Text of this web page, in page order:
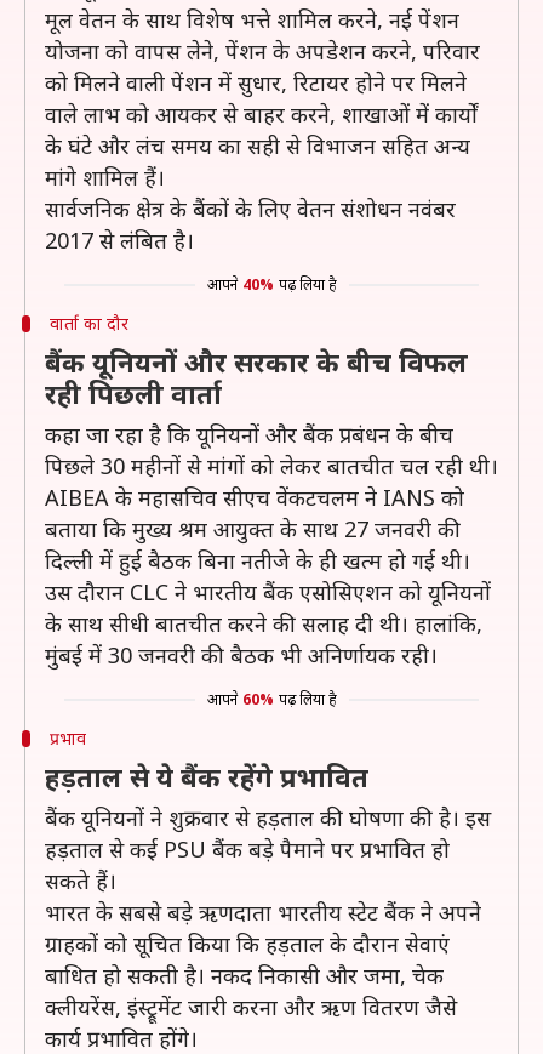
मूल वेतन के साथ विशेष भत्ते शामिल करने, नई पेंशन
योजना को वापस लेने, पेंशन के अपडेशन करने, परिवार
को मिलने वाली पेंशन में सुधार, रिटायर होने पर मिलने
वाले लाभ को आयकर से बाहर करने, शाखाओं में कार्यों
के घंटे और लंच समय का सही से विभाजन सहित अन्य
मांगे शामिल हैं।
सार्वजनिक क्षेत्र के बैंकों के लिए वेतन संशोधन नवंबर
2017 से लंबित है।
आपने 40% पढ़ लिया है
वार्ता का दौर
बैंक यूनियनों और सरकार के बीच विफल
रही पिछली वार्ता
कहा जा रहा है कि यूनियनों और बैंक प्रबंधन के बीच
पिछले 30 महीनों से मांगों को लेकर बातचीत चल रही थी।
AIBEA के महासचिव सीएच वेंकटचलम ने IANS को
बताया कि मुख्य श्रम आयुक्त के साथ 27 जनवरी की
दिल्ली में हुई बैठक बिना नतीजे के ही खत्म हो गई थी।
उस दौरान CLC ने भारतीय बैंक एसोसिएशन को यूनियनों
के साथ सीधी बातचीत करने की सलाह दी थी। हालांकि,
मुंबई में 30 जनवरी की बैठक भी अनिर्णायक रही।
आपने 60% पढ़ लिया है
प्रभाव
हड़ताल से ये बैंक रहेंगे प्रभावित
बैंक यूनियनों ने शुक्रवार से हड़ताल की घोषणा की है। इस
हड़ताल से कई PSU बैंक बड़े पैमाने पर प्रभावित हो
सकते हैं।
भारत के सबसे बड़े ऋणदाता भारतीय स्टेट बैंक ने अपने
ग्राहकों को सूचित किया कि हड़ताल के दौरान सेवाएं
बाधित हो सकती है। नकद निकासी और जमा, चेक
क्लीयरेंस, इंस्ट्रूमेंट जारी करना और ऋण वितरण जैसे
कार्य प्रभावित होंगे।